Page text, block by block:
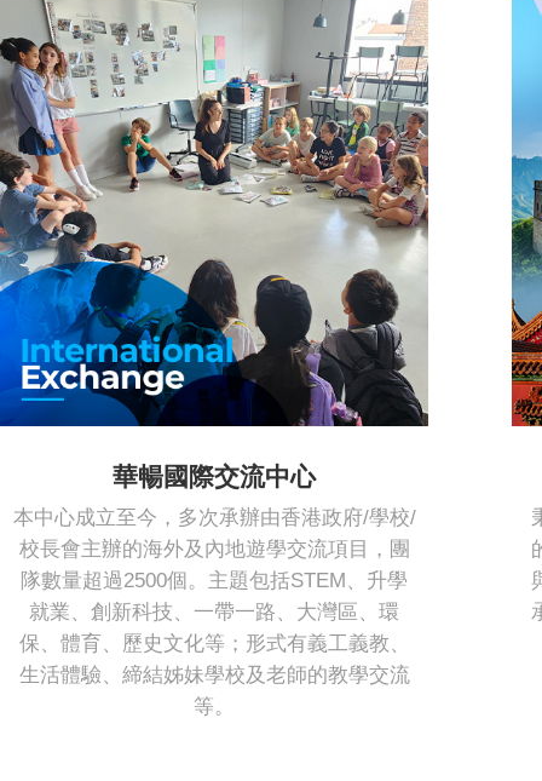
華暢國際交流中心
本中心成立至今，多次承辦由香港政府/學校/
校長會主辦的海外及內地遊學交流項目，團
隊數量超過2500個。主題包括STEM、升學
就業、創新科技、一帶一路、大灣區、環
保、體育、歷史文化等；形式有義工義教、
生活體驗、締結姊妹學校及老師的教學交流
等。